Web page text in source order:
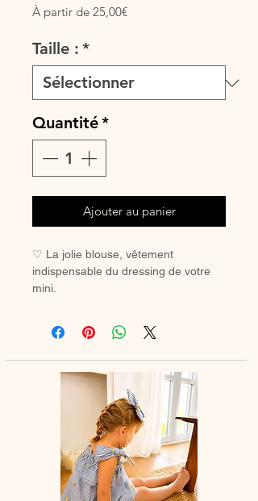
À partir de 25,00€Prix
Taille : *
Quantité*
Ajouter au panier
♡ La jolie blouse, vêtement
indispensable du dressing de votre
mini.
tout en douceur.
♡Blouse bretelles à nouer, volant
♡ Le délai de fabrication est de 15 à
28 jours ouvrés selon les commandes
en cours.
♡ Lavage à la main ou en machine